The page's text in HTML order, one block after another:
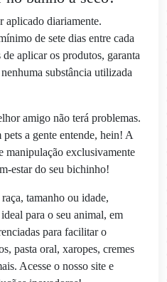
aplicado diariamente.
de sete dias entre cada
aplicar os produtos, garanta
substância utilizada
amigo não terá problemas.
a gente entende, hein! A
manipulação exclusivamente
estar do seu bichinho!
tamanho ou idade,
para o seu animal, em
para facilitar o
pasta oral, xaropes, cremes
Acesse o nosso site e